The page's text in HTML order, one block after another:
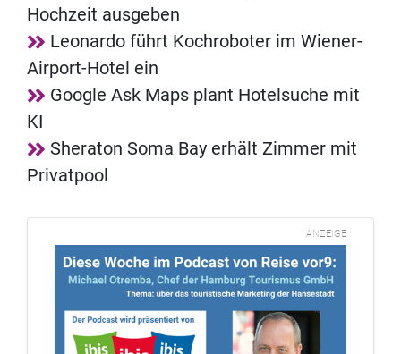
Hochzeit ausgeben
Leonardo führt Kochroboter im Wiener-
Airport-Hotel ein
Google Ask Maps plant Hotelsuche mit
KI
Sheraton Soma Bay erhält Zimmer mit
Privatpool
ANZEIGE